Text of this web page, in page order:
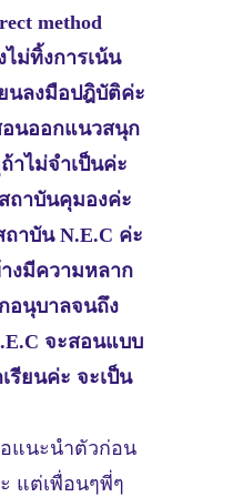
method
ม่ทิ้งการเน้น
นลงมือปฎิบัติค่ะ
นออกแนวสนุก
าไม่จำเป็นค่ะ
ถาบันคุมองค่ะ
าบัน N.E.C ค่ะ
งมีความหลาก
อนุบาลจนถึง
จะสอนแบบ
รียนค่ะ จะเป็น
แนะนำตัวก่อน
แต่เพื่อนๆพี่ๆ